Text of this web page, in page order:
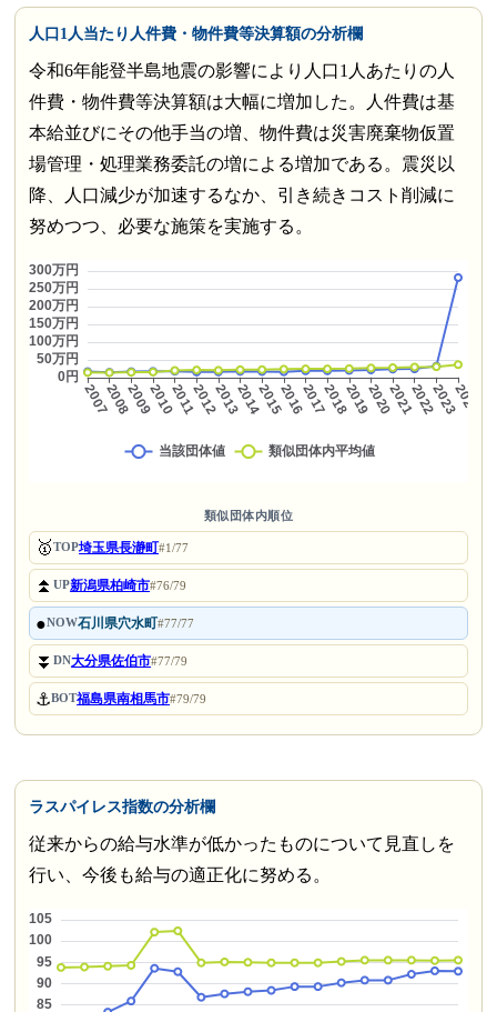
人口1人当たり人件費・物件費等決算額の分析欄
令和6年能登半島地震の影響により人口1人あたりの人
件費・物件費等決算額は大幅に増加した。人件費は基
本給並びにその他手当の増、物件費は災害廃棄物仮置
場管理・処理業務委託の増による増加である。震災以
降、人口減少が加速するなか、引き続きコスト削減に
努めつつ、必要な施策を実施する。
類似団体内順位
🥇TOP埼玉県長瀞町#1/77
⏫UP新潟県柏崎市#76/79
●NOW石川県穴水町#77/77
⏬DN大分県佐伯市#77/79
⚓BOT福島県南相馬市#79/79
ラスパイレス指数の分析欄
従来からの給与水準が低かったものについて見直しを
行い、今後も給与の適正化に努める。